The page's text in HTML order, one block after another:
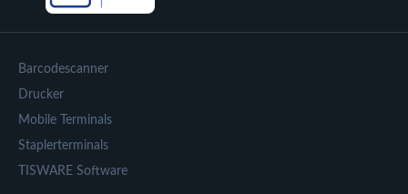
Barcodescanner
Drucker
Mobile Terminals
Staplerterminals
TISWARE Software